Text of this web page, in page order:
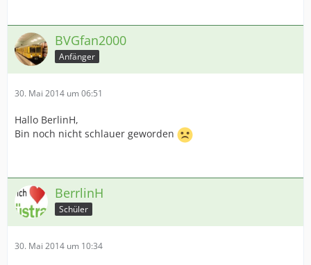
BVGfan2000
Anfänger
30. Mai 2014 um 06:51
Hallo BerlinH,
Bin noch nicht schlauer geworden
BerrlinH
Schüler
30. Mai 2014 um 10:34